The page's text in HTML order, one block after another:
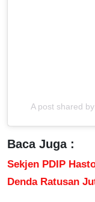
A post shared
Baca Juga :
Sekjen PDIP
Denda Ratusan